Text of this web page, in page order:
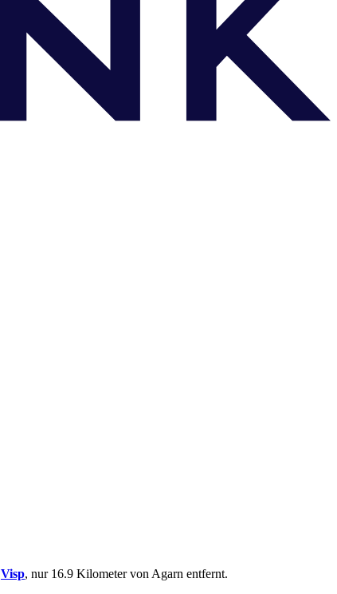
Visp, nur 16.9 Kilometer von Agarn entfernt.